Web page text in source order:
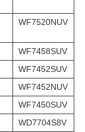
WF7520NUV
WF7458SUV
WF7452SUV
WF7452NUV
WF7450SUV
WD7704S8V